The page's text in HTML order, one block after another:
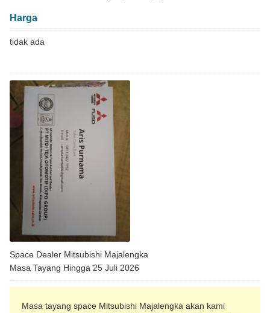
Harga
tidak ada
Space Dealer Mitsubishi Majalengka
Masa Tayang Hingga 25 Juli 2026
Masa tayang space Mitsubishi Majalengka akan kami